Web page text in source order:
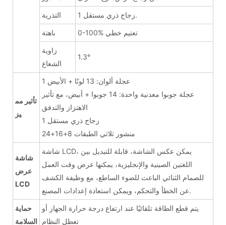
التذرية 1 زجاج ذري مستقل.
باهتة 0-100% تعتيم خطي
زاوية
الشعاع
1.3°
تأثير مم
يز
1 عجلة ألوان: 13 لونًا + الأبيض
عجلة جوبوا معدنية واحدة: 14 جوبوا + أبيض، مع تأثير
الاهتزاز والتدفق
1 زجاج ذري مستقل
منشور ثلاثي الطبقات 8+16+24
شاشة
عرض
LCD
شاشة LCD، يمكن عكس الشاشة، قابلة للتبديل بين
اللغتين الصينية والإنجليزية، يمكنها عرض وقت العمل
للصمام الثنائي الباعث للضوء الساطع، مع وظيفة الكشف
عن الخطأ والتحكم، ويمكن استعادة إعدادات المصنع.
حماية
السلامة
يتم قطع الطاقة تلقائيًا عند ارتفاع درجة حرارة الجهاز أو
تعطل النظام